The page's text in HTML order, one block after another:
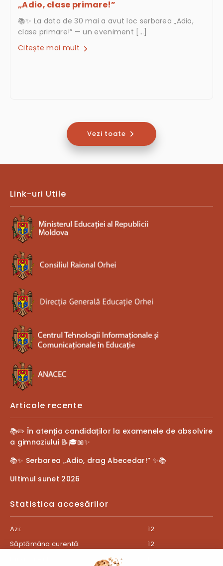
„Adio, clase primare!”
📚✨ La data de 30 mai a avut loc serbarea „Adio,
clase primare!” — un eveniment […]
Citește mai mult
Vezi toate
Link-uri Utile
Articole recente
📚✏️ În atenția candidaților la examenele de absolvire
a gimnaziului 📝🎓📖✨
📚✨ Serbarea „Adio, drag Abecedar!” ✨📚
Ultimul sunet 2026
Statistica accesărilor
Azi:
12
Săptămâna curentă:
12